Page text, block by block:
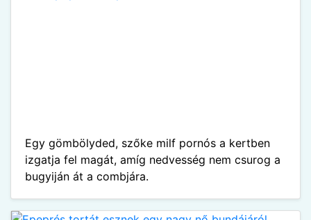
Egy gömbölyded, szőke milf pornós a kertben
izgatja fel magát, amíg nedvesség nem csurog a
bugyiján át a combjára.